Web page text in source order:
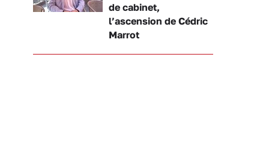
de cabinet,
l’ascension de Cédric
Marrot